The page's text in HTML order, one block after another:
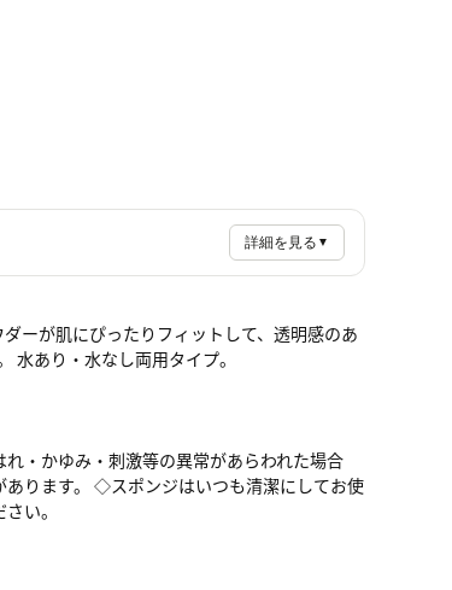
詳細を見る ▼
ーが肌にぴったりフィットして、透明感のあ
水あり・水なし両用タイプ。
・かゆみ・刺激等の異常があらわれた場合
ります。 ◇スポンジはいつも清潔にしてお使
い。